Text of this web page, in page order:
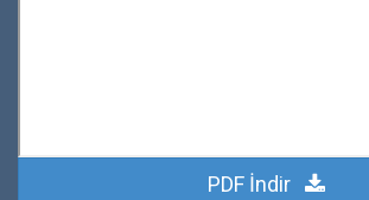
PDF İndir